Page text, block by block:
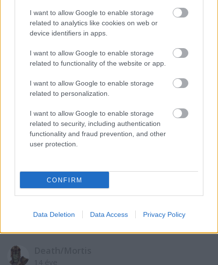
I want to allow Google to enable storage
related to analytics like cookies on web or
device identifiers in apps.
I want to allow Google to enable storage
related to functionality of the website or app.
I want to allow Google to enable storage
related to personalization.
I want to allow Google to enable storage
related to security, including authentication
functionality and fraud prevention, and other
user protection.
CONFIRM
Data Deletion Data Access Privacy Policy
Könyvkritika - Karl Ove Knausgård: Az
öröklét farkasai
Szólj hozzá!
A hozzászóláshoz be kell lépned!